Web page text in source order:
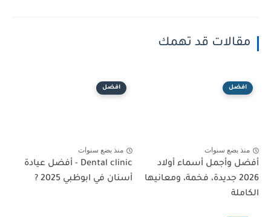
مقالات قد تهمك
افضل
منذ بضع سنوات
أفضل وأجمل أسماء أولاد
2026 جديدة، فخمة، ومعانيها
الكاملة
افضل
منذ بضع سنوات
Dental clinic - أفضل عيادة
أسنان في ابوظبي 2025 ?